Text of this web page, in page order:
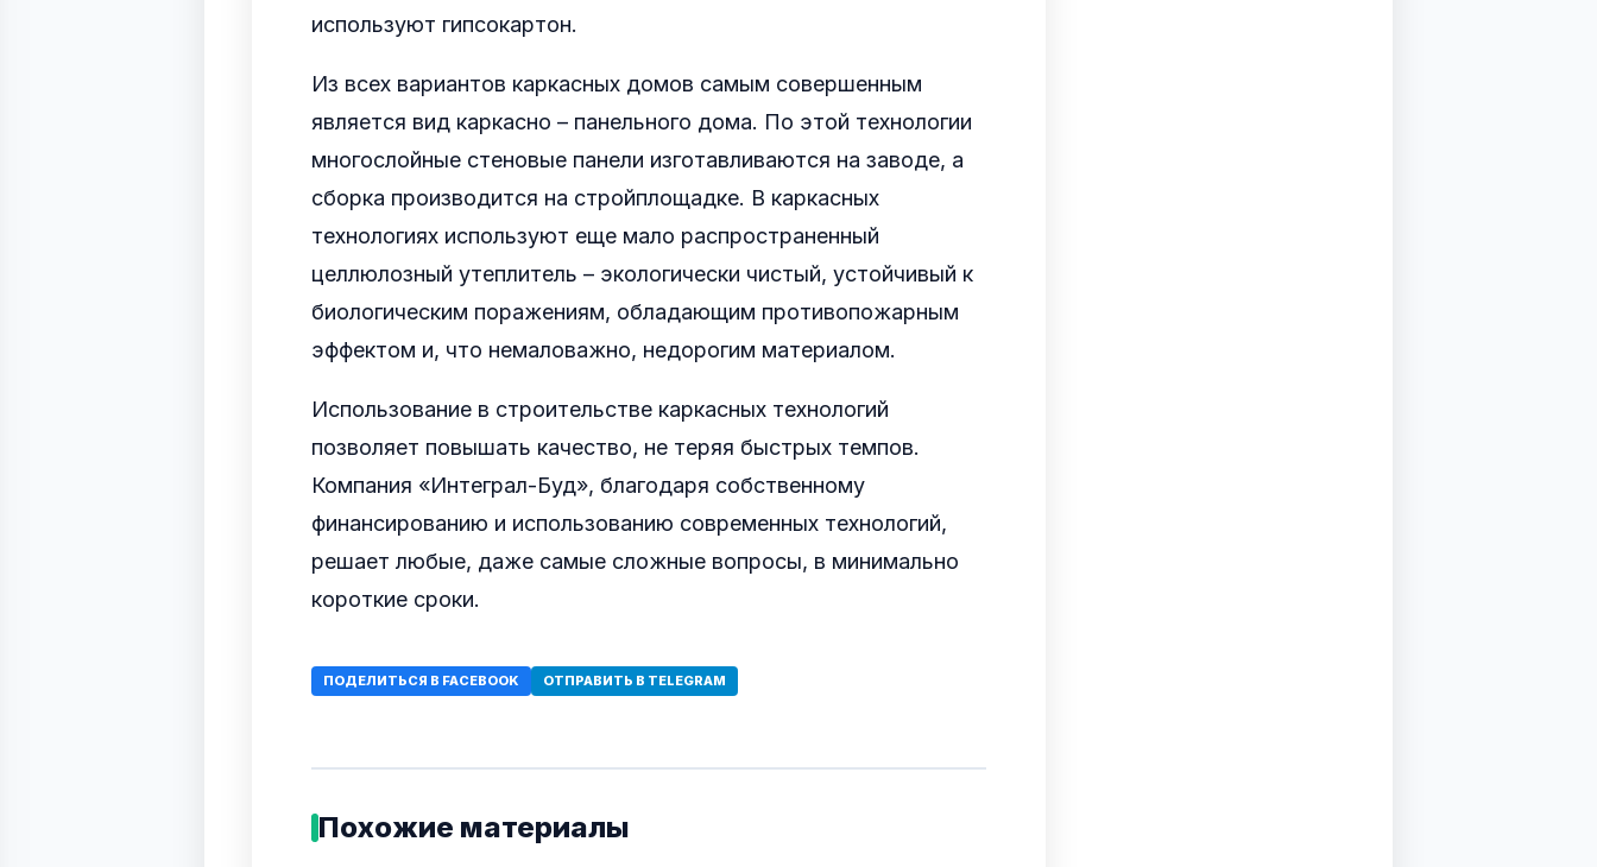
используют гипсокартон.
Из всех вариантов каркасных домов самым совершенным
является вид каркасно – панельного дома. По этой технологии
многослойные стеновые панели изготавливаются на заводе, а
сборка производится на стройплощадке. В каркасных
технологиях используют еще мало распространенный
целлюлозный утеплитель – экологически чистый, устойчивый к
биологическим поражениям, обладающим противопожарным
эффектом и, что немаловажно, недорогим материалом.
Использование в строительстве каркасных технологий
позволяет повышать качество, не теряя быстрых темпов.
Компания «Интеграл-Буд», благодаря собственному
финансированию и использованию современных технологий,
решает любые, даже самые сложные вопросы, в минимально
короткие сроки.
ПОДЕЛИТЬСЯ В FACEBOOK ОТПРАВИТЬ В TELEGRAM
Похожие материалы